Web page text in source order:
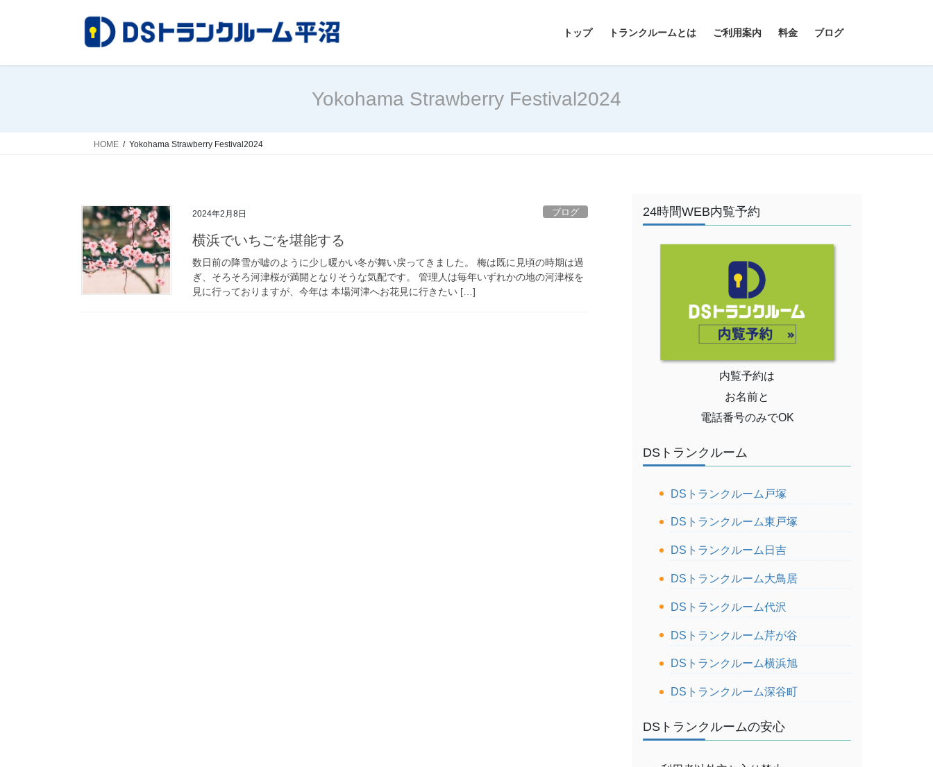
トップ トランクルームとは ご利用案内 料金 ブログ
Yokohama Strawberry Festival2024
HOME Yokohama Strawberry Festival2024
2024年2月8日 ブログ
横浜でいちごを堪能する
数日前の降雪が嘘のように少し暖かい冬が舞い戻ってきました。 梅は既に見頃の時期は過
ぎ、そろそろ河津桜が満開となりそうな気配です。 管理人は毎年いずれかの地の河津桜を
見に行っておりますが、今年は 本場河津へお花見に行きたい […]
24時間WEB内覧予約
内覧予約は
お名前と
電話番号のみでOK
DSトランクルーム
DSトランクルーム戸塚
DSトランクルーム東戸塚
DSトランクルーム日吉
DSトランクルーム大鳥居
DSトランクルーム代沢
DSトランクルーム芹が谷
DSトランクルーム横浜旭
DSトランクルーム深谷町
DSトランクルームの安心